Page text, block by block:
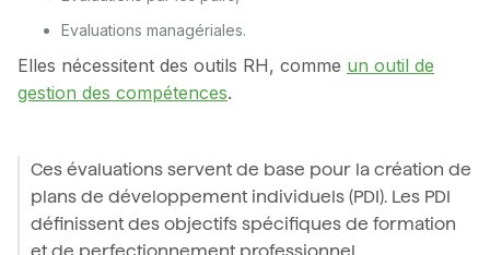
Evaluations managériales.
Elles nécessitent des outils RH, comme un outil de
gestion des compétences.
Ces évaluations servent de base pour la création de
plans de développement individuels (PDI). Les PDI
définissent des objectifs spécifiques de formation